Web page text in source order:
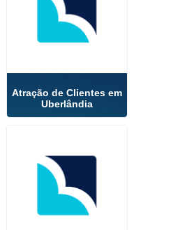
Atração de Clientes em
Uberlândia